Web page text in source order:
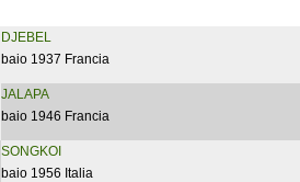
DJEBEL
baio 1937 Francia
JALAPA
baio 1946 Francia
SONGKOI
baio 1956 Italia